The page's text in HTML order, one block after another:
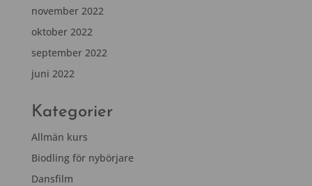
november 2022
oktober 2022
september 2022
juni 2022
Kategorier
Allmän kurs
Biodling för nybörjare
Dansfilm